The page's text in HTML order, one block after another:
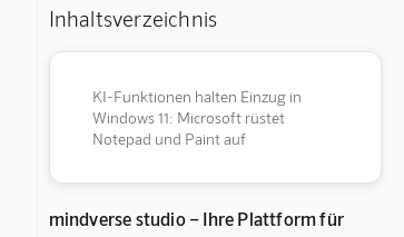
Inhaltsverzeichnis
KI-Funktionen halten Einzug in
Windows 11: Microsoft rüstet
Notepad und Paint auf
mindverse studio – Ihre Plattform für